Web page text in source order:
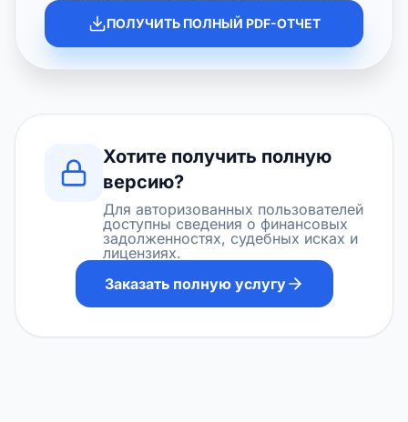
ПОЛУЧИТЬ ПОЛНЫЙ PDF-ОТЧЕТ
Хотите получить полную
версию?
Для авторизованных пользователей
доступны сведения о финансовых
задолженностях, судебных исках и
лицензиях.
Заказать полную услугу